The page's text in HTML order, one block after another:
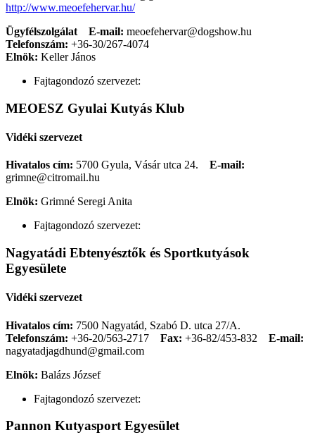
http://www.meoefehervar.hu/
Ügyfélszolgálat
E-mail: meoefehervar@dogshow.hu
Telefonszám: +36-30/267-4074
Elnök: Keller János
Fajtagondozó szervezet:
MEOESZ Gyulai Kutyás Klub
Vidéki szervezet
Hivatalos cím: 5700 Gyula, Vásár utca 24. E-mail:
grimne@citromail.hu
Elnök: Grimné Seregi Anita
Fajtagondozó szervezet:
Nagyatádi Ebtenyésztők és Sportkutyások
Egyesülete
Vidéki szervezet
Hivatalos cím: 7500 Nagyatád, Szabó D. utca 27/A.
Telefonszám: +36-20/563-2717 Fax: +36-82/453-832
E-mail:
nagyatadjagdhund@gmail.com
Elnök: Balázs József
Fajtagondozó szervezet:
Pannon Kutyasport Egyesület